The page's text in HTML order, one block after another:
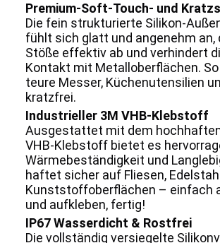
Premium-Soft-Touch- und
Die fein strukturierte Silikon-
fühlt sich glatt und angenehm an,
Stöße effektiv ab und verhindert
Kontakt mit Metalloberflächen.
teure Messer, Küchenutensilien
kratzfrei.
Industrieller 3M VHB-Klebstoff
Ausgestattet mit dem
VHB-Klebstoff bietet es
Wärmebeständigkeit und
haftet sicher auf Fliesen,
Kunststoffoberflächen – einfach
und aufkleben, fertig!
IP67 Wasserdicht & Rostfrei
Die vollständig versiegelte